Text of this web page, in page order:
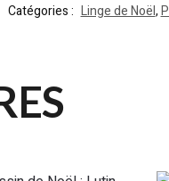
Catégories : Linge de Noël,